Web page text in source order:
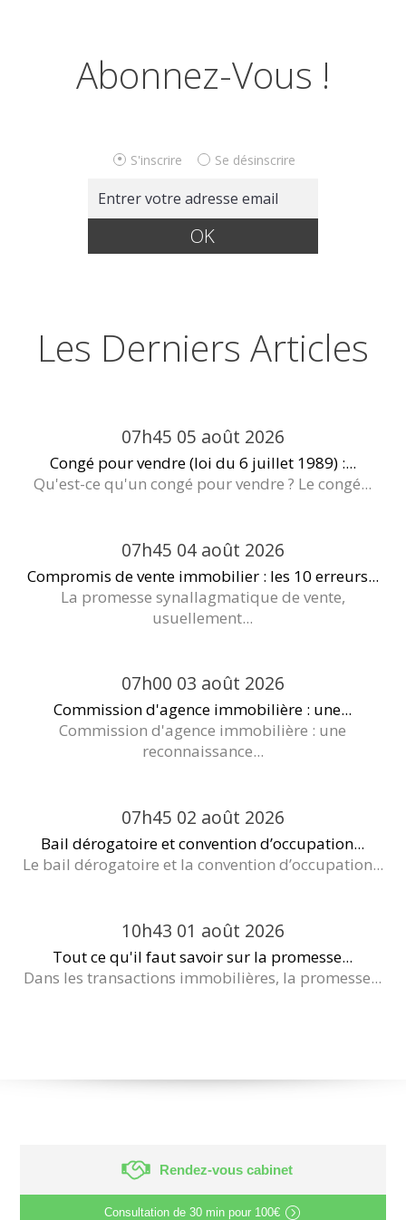
Abonnez-Vous !
S'inscrire Se désinscrire
Les Derniers Articles
07h45 05 août 2026
Congé pour vendre (loi du 6 juillet 1989) :...
Qu'est-ce qu'un congé pour vendre ? Le congé...
07h45 04 août 2026
Compromis de vente immobilier : les 10 erreurs...
La promesse synallagmatique de vente,
usuellement...
07h00 03 août 2026
Commission d'agence immobilière : une...
Commission d'agence immobilière : une
reconnaissance...
07h45 02 août 2026
Bail dérogatoire et convention d’occupation...
Le bail dérogatoire et la convention d’occupation...
10h43 01 août 2026
Tout ce qu'il faut savoir sur la promesse...
Dans les transactions immobilières, la promesse...
Rendez-vous cabinet
Consultation de 30 min pour 100€